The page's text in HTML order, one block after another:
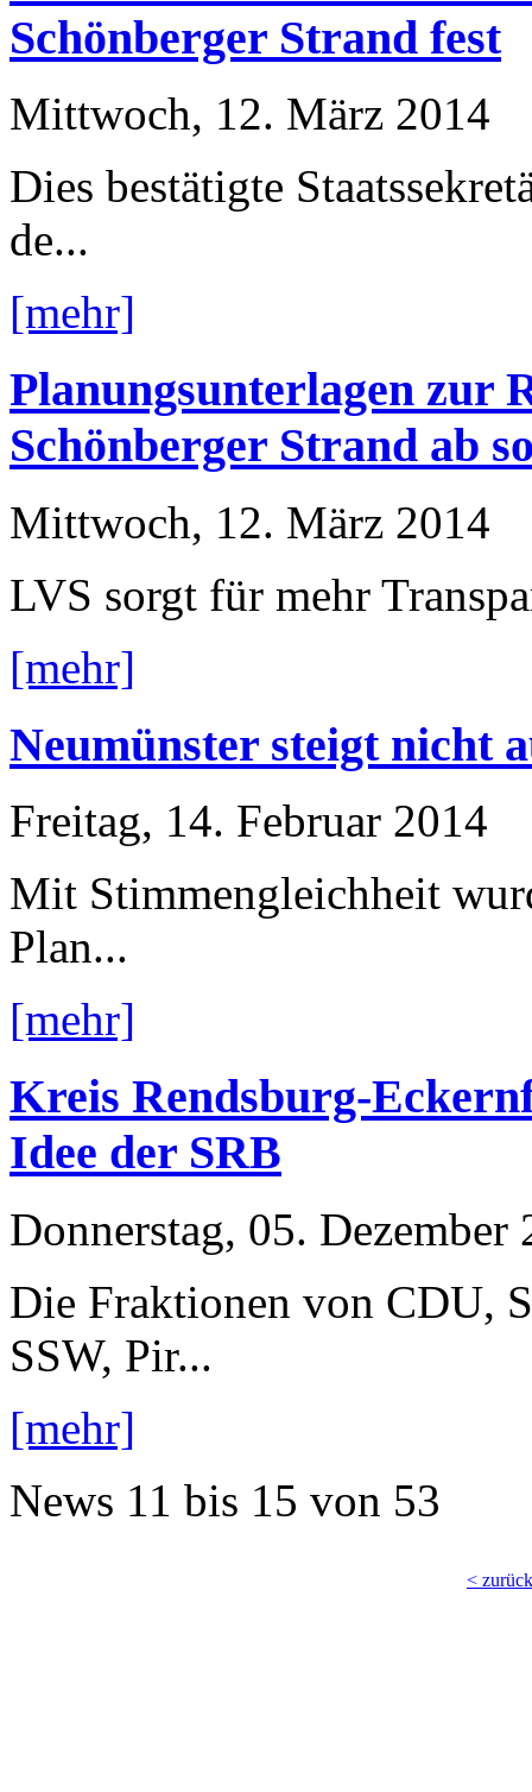
Schönberger Strand fest
Mittwoch, 12. März 2014
Dies bestätigte
de...
[mehr]
Planungsunterlagen zur
Schönberger Strand ab
Mittwoch, 12. März 2014
LVS sorgt für mehr
[mehr]
Neumünster steigt nicht
Freitag, 14. Februar 2014
Mit Stimmengleichheit
Plan...
[mehr]
Kreis Rendsburg-
Idee der SRB
Donnerstag, 05. Dezember
Die Fraktionen von CDU,
SSW, Pir...
[mehr]
News 11 bis 15 von 53
< zurück